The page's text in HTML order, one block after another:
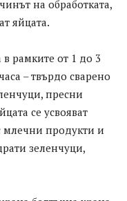
на обработката,
яйцата.
в рамките от 1 до 3
– твърдо сварено
пресни
се усвояват
млечни продукти и
зеленчуци,